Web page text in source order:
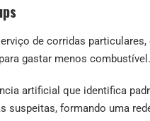
de corridas
gastar menos combustível.
artificial que identifica
suspeitas, formando uma